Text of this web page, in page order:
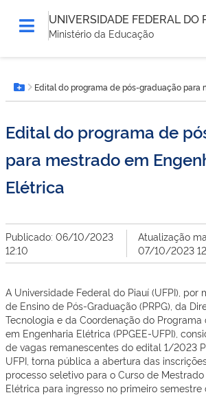
UNIVERSIDADE FEDERAL DO
Ministério da Educação
está
aqui:Botão Menu
Edital do programa de pós-graduação para
Edital do programa de
para mestrado em
Elétrica
Publicado: 06/10/2023
12:10
Atualização
07/10/2023
A Universidade Federal do Piauí (UFPI), por
de Ensino de Pós-Graduação (PRPG), da
Tecnologia e da Coordenação do Programa
em Engenharia Elétrica (PPGEE-UFPI),
de vagas remanescentes do edital 1/2023
UFPI, torna pública a abertura das
processo seletivo para o Curso de
Elétrica para ingresso no primeiro semestre